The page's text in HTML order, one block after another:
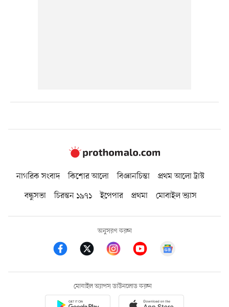
নাগরিক সংবাদ কিশোর আলো বিজ্ঞানচিন্তা
প্রথম আলো ট্রাস্ট
বন্ধুসভা
চিরন্তন ১৯৭১ ইপেপার প্রথমা মোবাইল ভ্যাস
অনুসরণ করুন
মোবাইল অ্যাপস ডাউনলোড করুন